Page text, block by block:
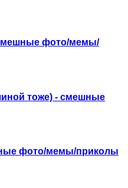
фото/мемы/
тоже) - смешные
фото/мемы/приколы